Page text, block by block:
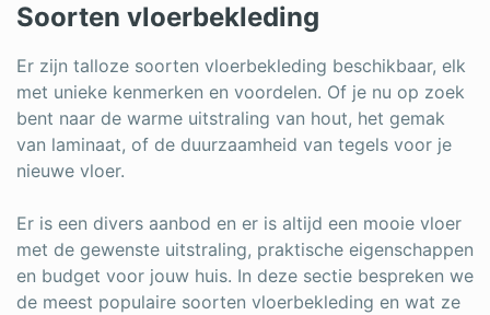
Log in
Soorten vloerbekleding
Er zijn talloze soorten vloerbekleding beschikbaar, elk
met unieke kenmerken en voordelen. Of je nu op zoek
bent naar de warme uitstraling van hout, het gemak
van laminaat, of de duurzaamheid van tegels voor je
nieuwe vloer.
Er is een divers aanbod en er is altijd een mooie vloer
met de gewenste uitstraling, praktische eigenschappen
en budget voor jouw huis. In deze sectie bespreken we
de meest populaire soorten vloerbekleding en wat ze